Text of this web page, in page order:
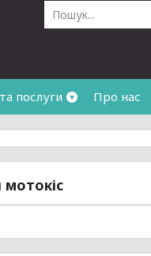
послуги Про нас